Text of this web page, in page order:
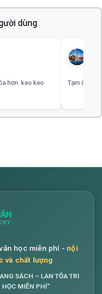
dùng
hơn. keo keo Tạm ổn, có
học miễn phí - nội
và chất lượng
SÁCH – LAN TỎA TRI
MIỄN PHÍ”